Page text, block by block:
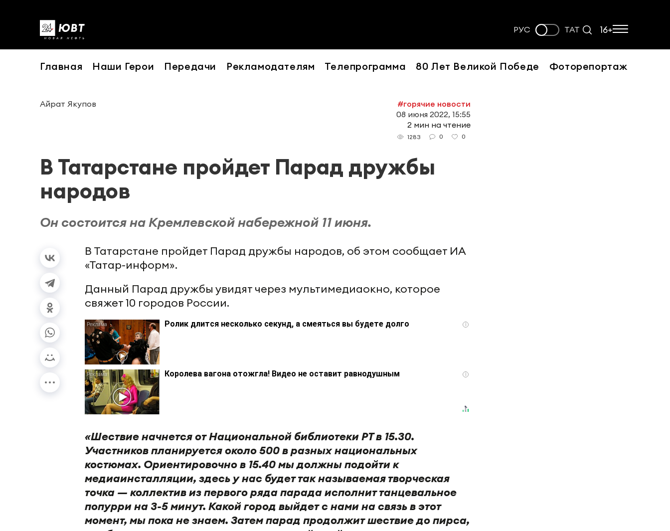
РУС ТАТ 16+
Главная Наши Герои Передачи Рекламодателям Телепрограмма 80 Лет Великой Победе Фоторепортаж
Айрат Якупов
#горячие новости
08 июня 2022, 15:55
2 мин на чтение
1283 0 0
В Татарстане пройдет Парад дружбы
народов
Он состоится на Кремлевской набережной 11 июня.
В Татарстане пройдет Парад дружбы народов, об этом сообщает ИА
«Татар-информ».
Данный Парад дружбы увидят через мультимедиаокно, которое
свяжет 10 городов России.
i
Ролик длится несколько секунд, а смеяться вы будете долго
i
Королева вагона отожгла! Видео не оставит равнодушным
«Шествие начнется от Национальной библиотеки РТ в 15.30.
Участников планируется около 500 в разных национальных
костюмах. Ориентировочно в 15.40 мы должны подойти к
медиаинсталляции, здесь у нас будет так называемая творческая
точка — коллектив из первого ряда парада исполнит танцевальное
попурри на 3-5 минут. Какой город выйдет с нами на связь в этот
момент, мы пока не знаем. Затем парад продолжит шествие до пирса,